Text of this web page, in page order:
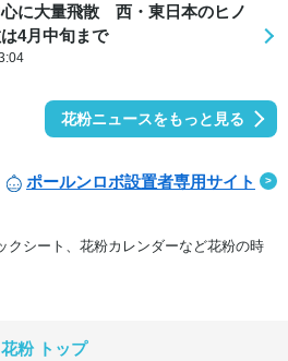
に大量飛散 西・東日本のヒノ
4月中旬まで
花粉ニュースをもっと見る
ポールンロボ設置者専用サイト
クシート、花粉カレンダーなど花粉の時
花粉 トップ